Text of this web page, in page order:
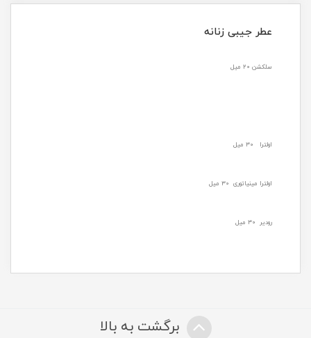
عطر جیبی زنانه
سلکشن ۲۰ میل
اولترا ۳۰ میل
اولترا مینیاتوری ۳۰ میل
رودیر ۳۰ میل
برگشت به بالا